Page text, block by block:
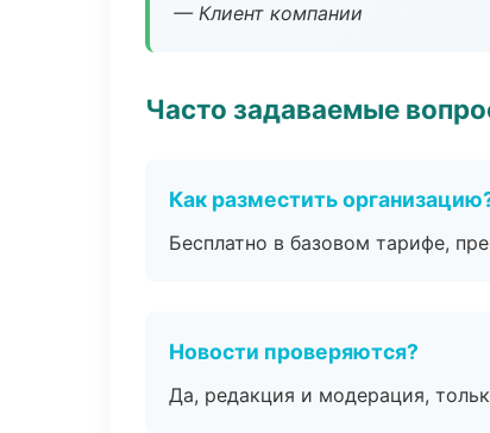
— Клиент компании
Часто задаваемые
Как разместить
Бесплатно в базовом тарифе,
Новости проверяются?
Да, редакция и модерация,